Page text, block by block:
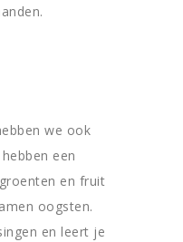
we ook
een
en fruit
oogsten.
en leert je